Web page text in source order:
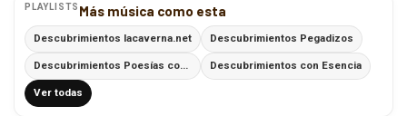
PLAYLISTS Más música como esta
Descubrimientos lacaverna.net Descubrimientos Pegadizos
Descubrimientos Poesías con Ritmo Descubrimientos con Esencia
Ver todas